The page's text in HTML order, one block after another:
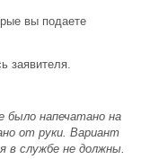
вы подаете
заявителя.
было напечатано на
от руки. Вариант
в службе не должны.